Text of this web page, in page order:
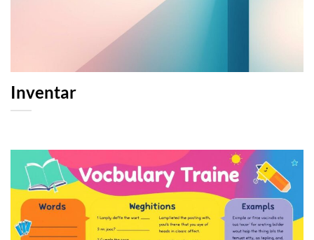
Inventar